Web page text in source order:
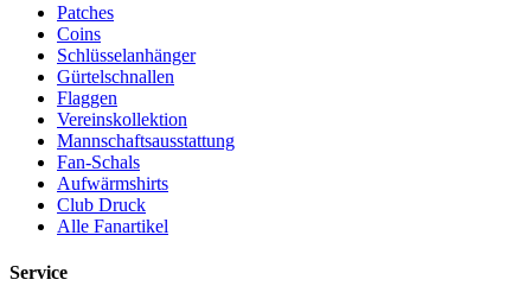
Patches
Coins
Schlüsselanhänger
Gürtelschnallen
Flaggen
Vereinskollektion
Mannschaftsausstattung
Fan-Schals
Aufwärmshirts
Club Druck
Alle Fanartikel
Service